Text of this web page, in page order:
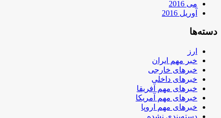
می 2016
آوریل 2016
دسته‌ها
ارز
خبر مهم ایران
خبرهای خارجی
خبرهای داخلی
خبرهای مهم آفریقا
خبرهای مهم آمریکا
خبرهای مهم اروپا